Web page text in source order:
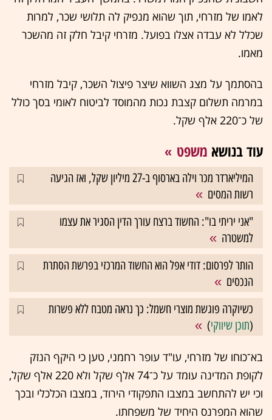
לאמו של מזרחי, תוך שהוא מנפיק לה תלושי שכר, למרות
שכלל לא עבדה אצלו בפועל. מזרחי קיבל חלק זה מהשכר
מאמו.
בהסתמך על מצג השווא שיצר פיצול השכר, קיבל מזרחי
במרמה תשלום קצבת נכות מהמוסד לביטוח לאומי בסך כולל
של כ־220 אלף שקל.
עוד בנושא משפט
המיליארדר מכר וילה בארסוף ב-27 מיליון שקל, ואז הגיעה
רשות המסים
"אני יריתי בו": החשוד ברצח עורך הדין הסגיר את עצמו
למשטרה
הותר לפרסום: דודי אפל הוא החשוד המרכזי בפרשת הסתרת
הנכסים
כשיוקרה פוגשת מוצרי חשמל: כך נראה מטבח ללא פשרות
(תוכן שיווקי)
בא־כוחו של מזרחי, עו"ד עופר רחמני, טען כי היקף הנזק
לקופת המדינה עומד על כ־74 אלף שקל ולא 220 אלף שקל,
וכי יש להתחשב במצבו התפקודי הירוד, במצבו הכלכלי ובכך
שהוא המפרנס היחיד של משפחתו.